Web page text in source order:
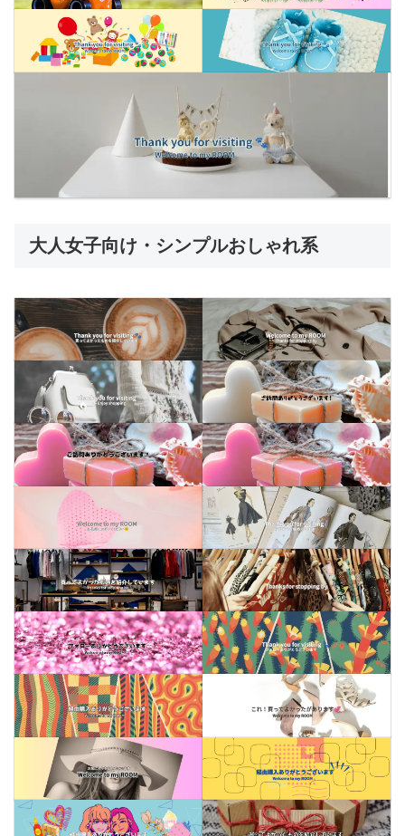
大人女子向け・シンプルおしゃれ系